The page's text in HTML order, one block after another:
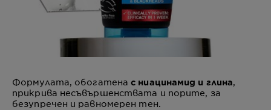
Формулата, обогатенас ниацинамид и глина,
прикрива несъвършенствата и порите, за
безупречен и равномерен тен.